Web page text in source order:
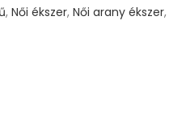
, Női ékszer, Női arany ékszer,